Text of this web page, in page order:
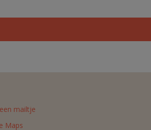
mailtje
Maps